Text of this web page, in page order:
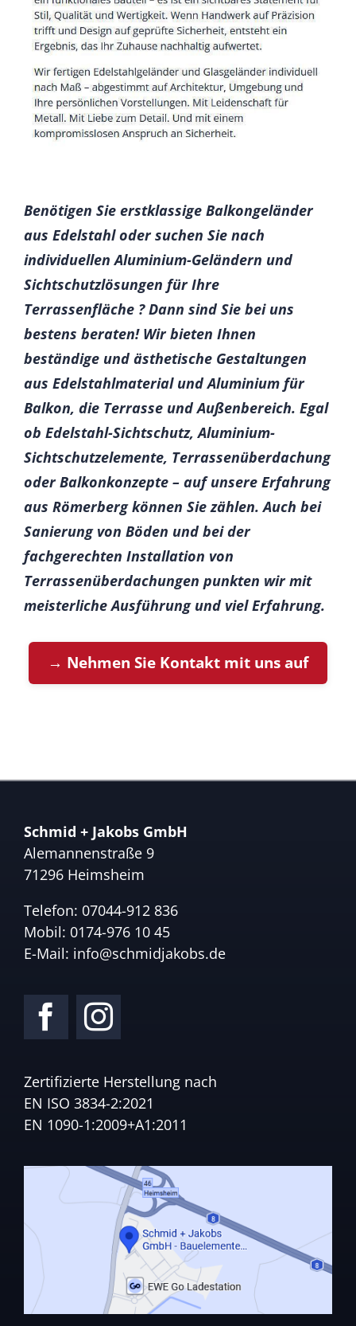
Benötigen Sie erstklassige Balkongeländer
aus Edelstahl oder suchen Sie nach
individuellen Aluminium-Geländern und
Sichtschutzlösungen für Ihre
Terrassenfläche ? Dann sind Sie bei uns
bestens beraten! Wir bieten Ihnen
beständige und ästhetische Gestaltungen
aus Edelstahlmaterial und Aluminium für
Balkon, die Terrasse und Außenbereich. Egal
ob Edelstahl-Sichtschutz, Aluminium-
Sichtschutzelemente, Terrassenüberdachung
oder Balkonkonzepte – auf unsere Erfahrung
aus Römerberg können Sie zählen. Auch bei
Sanierung von Böden und bei der
fachgerechten Installation von
Terrassenüberdachungen punkten wir mit
meisterliche Ausführung und viel Erfahrung.
→ Nehmen Sie Kontakt mit uns auf
Schmid + Jakobs GmbH
Alemannenstraße 9
71296 Heimsheim
Telefon: 07044-912 836
Mobil: 0174-976 10 45
E-Mail: info@schmidjakobs.de
Zertifizierte Herstellung nach
EN ISO 3834-2:2021
EN 1090-1:2009+A1:2011